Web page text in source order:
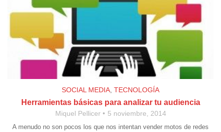
SOCIAL MEDIA TECNOLOGÍA
Herramientas básicas para analizar tu audiencia
Miquel Pellicer 5 noviembre, 2014
A menudo no son pocos los que nos intentan vender motos de redes